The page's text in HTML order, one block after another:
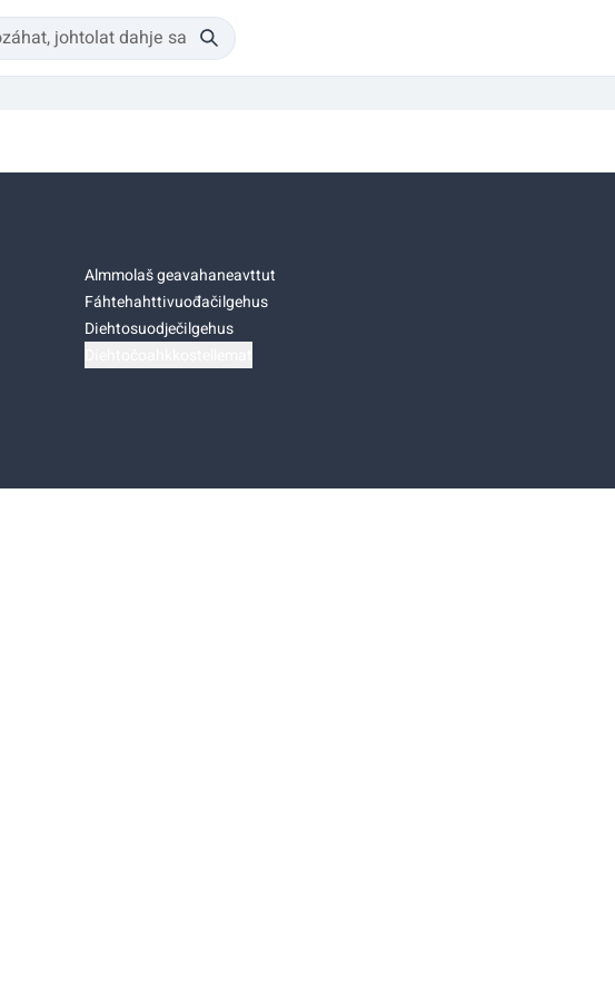
Almmolaš geavahaneavttut
Fáhtehahttivuođačilgehus
Diehtosuodječilgehus